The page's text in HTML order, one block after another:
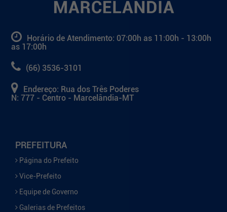
Horário de Atendimento: 07:00h as 11:00h - 13:00h
as 17:00h
(66) 3536-3101
Endereço: Rua dos Três Poderes
N: 777 - Centro - Marcelândia-MT
PREFEITURA
Página do Prefeito
Vice-Prefeito
Equipe de Governo
Galerias de Prefeitos